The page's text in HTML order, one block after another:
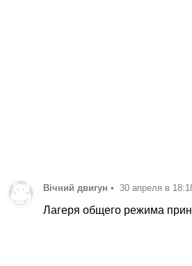
Вічний двигун • 30 апреля в
Лагеря общего режима